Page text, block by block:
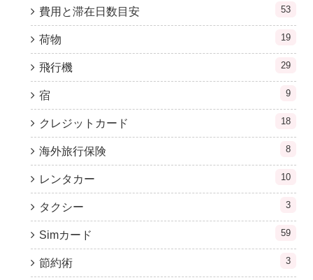
費用と滞在日数目安 53
荷物 19
飛行機 29
宿 9
クレジットカード 18
海外旅行保険 8
レンタカー 10
タクシー 3
Simカード 59
節約術 3